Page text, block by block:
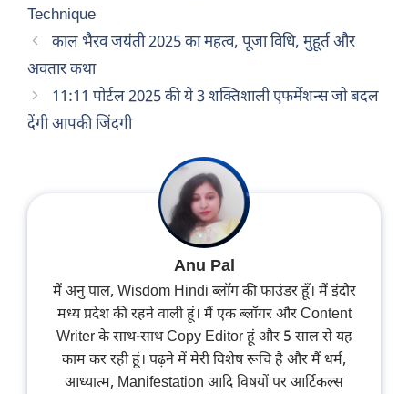
Technique
काल भैरव जयंती 2025 का महत्व, पूजा विधि, मुहूर्त और
अवतार कथा
11:11 पोर्टल 2025 की ये 3 शक्तिशाली एफर्मेशन्स जो बदल
देंगी आपकी जिंदगी
Anu Pal
मैं अनु पाल, Wisdom Hindi ब्लॉग की फाउंडर हूँ। मैं इंदौर
मध्य प्रदेश की रहने वाली हूं। मैं एक ब्लॉगर और Content
Writer के साथ-साथ Copy Editor हूं और 5 साल से यह
काम कर रही हूं। पढ़ने में मेरी विशेष रूचि है और मैं धर्म,
आध्यात्म, Manifestation आदि विषयों पर आर्टिकल्स